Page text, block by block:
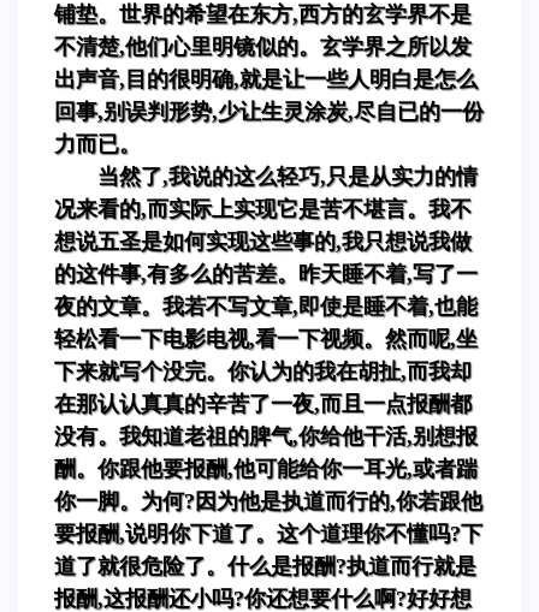
铺垫。世界的希望在东方,西方的玄学界不是
不清楚,他们心里明镜似的。玄学界之所以发
出声音,目的很明确,就是让一些人明白是怎么
回事,别误判形势,少让生灵涂炭,尽自已的一份
力而已。
当然了,我说的这么轻巧,只是从实力的情
况来看的,而实际上实现它是苦不堪言。我不
想说五圣是如何实现这些事的,我只想说我做
的这件事,有多么的苦差。昨天睡不着,写了一
夜的文章。我若不写文章,即使是睡不着,也能
轻松看一下电影电视,看一下视频。然而呢,坐
下来就写个没完。你认为的我在胡扯,而我却
在那认认真真的辛苦了一夜,而且一点报酬都
没有。我知道老祖的脾气,你给他干活,别想报
酬。你跟他要报酬,他可能给你一耳光,或者踹
你一脚。为何?因为他是执道而行的,你若跟他
要报酬,说明你下道了。这个道理你不懂吗?下
道了就很危险了。什么是报酬?执道而行就是
报酬,这报酬还小吗?你还想要什么啊?好好想